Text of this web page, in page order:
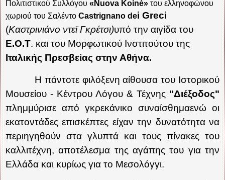
Πολιτιστικού Συλλόγου «Nuova Koinè» του ελληνοφώνου
χωριού του Σαλέντο Castrignano dei Greci
(Καστρινιάνο ντεϊ Γκρέτσι)υπό την αιγίδα του
Ε.Ο.Τ. και του Μορφωτικού Ινστιτούτου της
Ιταλικής Πρεσβείας στην Αθήνα.
Η πάντοτε φιλόξενη αίθουσα του Ιστορικού
Μουσείου - Κέντρου Λόγου & Τέχνης "Διέξοδος"
πλημμύρισε από γκρεκάνικο συναίσθημαενώ οι
εκατοντάδες επισκέπτες είχαν την δυνατότητα να
περιηγηθούν στα γλυπτά και τους πίνακες του
καλλιτέχνη, αποτέλεσμα της αγάπης του για την
Ελλάδα και κυρίως για το Μεσολόγγι.